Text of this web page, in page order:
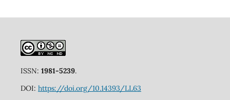
ISSN: 1981-5239.
DOI: https://doi.org/10.14393/LL63